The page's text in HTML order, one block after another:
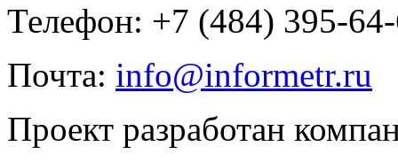
Телефон: +7 (484) 395-
Почта: info@informetr.ru
Проект разработан